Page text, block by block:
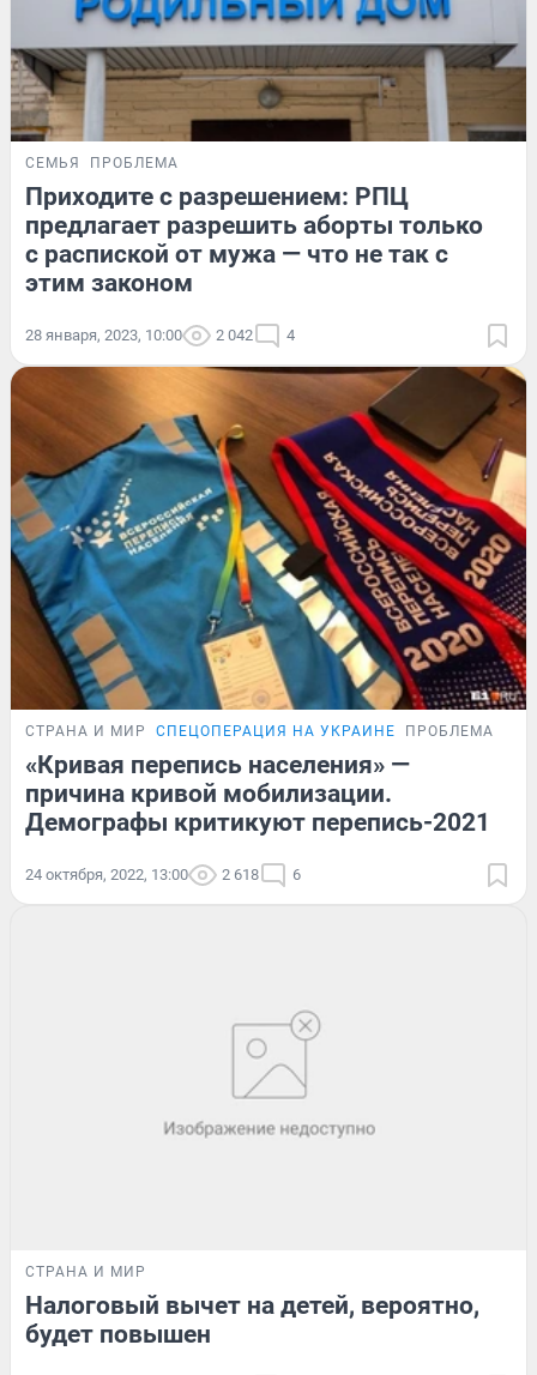
СЕМЬЯ ПРОБЛЕМА
Приходите с разрешением: РПЦ
предлагает разрешить аборты только
с распиской от мужа — что не так с
этим законом
28 января, 2023, 10:00 2 042 4
СТРАНА И МИР СПЕЦОПЕРАЦИЯ НА УКРАИНЕ ПРОБЛЕМА
«Кривая перепись населения» —
причина кривой мобилизации.
Демографы критикуют перепись-2021
24 октября, 2022, 13:00 2 618 6
СТРАНА И МИР
Налоговый вычет на детей, вероятно,
будет повышен